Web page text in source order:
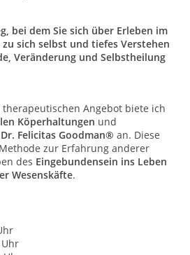
bei dem Sie sich über Erleben im
sich selbst und tiefes Verstehen
Veränderung und Selbstheilung
Angebot biete ich
Köperhaltungen und
Dr. Felicitas Goodman® an. Diese
zur Erfahrung anderer
des Eingebundensein ins Leben
Wesenskäfte.